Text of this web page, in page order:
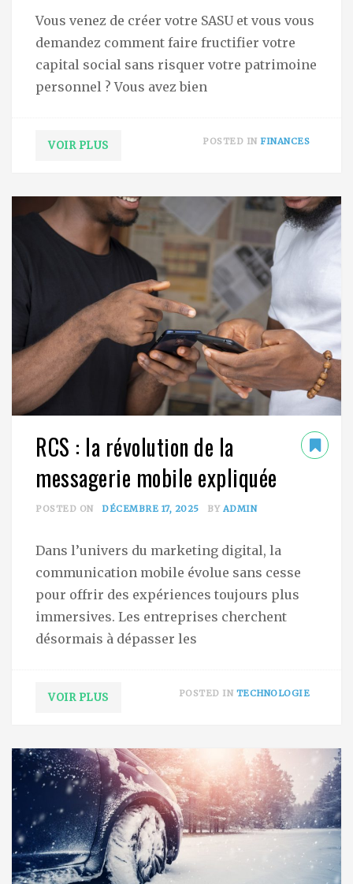
Vous venez de créer votre SASU et vous vous
demandez comment faire fructifier votre
capital social sans risquer votre patrimoine
personnel ? Vous avez bien
VOIR PLUS POSTED IN FINANCES
RCS : la révolution de la
messagerie mobile expliquée
POSTED ON DÉCEMBRE 17, 2025 BY ADMIN
Dans l’univers du marketing digital, la
communication mobile évolue sans cesse
pour offrir des expériences toujours plus
immersives. Les entreprises cherchent
désormais à dépasser les
VOIR PLUS POSTED IN TECHNOLOGIE